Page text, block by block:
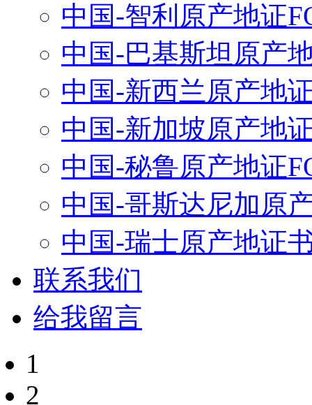
中国-智利原产地证
中国-巴基斯坦原产
中国-新西兰原产地
中国-新加坡原产地
中国-秘鲁原产地证
中国-哥斯达尼加原
中国-瑞士原产地证
联系我们
给我留言
1
2